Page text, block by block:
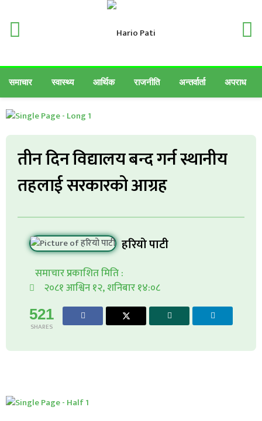
समाचार स्वास्थ्य आर्थिक राजनीति अन्तर्वार्ता अपराध
तीन दिन विद्यालय बन्द गर्न स्थानीय
तहलाई सरकारको आग्रह
हरियो पाटी
समाचार प्रकाशित मिति :
२०८१ आश्विन १२, शनिबार १४:०८
521
SHARES